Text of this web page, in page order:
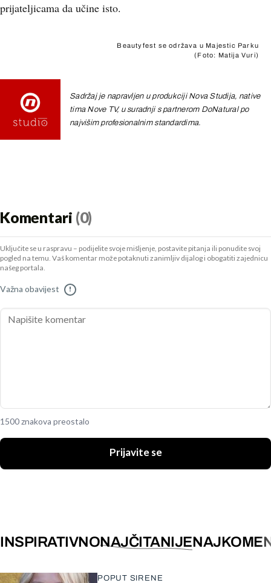
prijateljicama da učine isto.
Beautyfest se održava u Majestic Parku
(Foto: Matija Vuri)
Sadržaj je napravljen u produkciji Nova Studija, native
tima Nove TV, u suradnji s partnerom DoNatural po
najvišim profesionalnim standardima.
Komentari (0)
Uključite se u raspravu – podijelite svoje mišljenje, postavite pitanja ili ponudite svoj
pogled na temu. Vaš komentar može potaknuti zanimljiv dijalog i obogatiti zajednicu
našeg portala.
Važna obavijest !
1500 znakova preostalo
Prijavite se
INSPIRATIVNONAJČITANIJE
POPUT SIRENE